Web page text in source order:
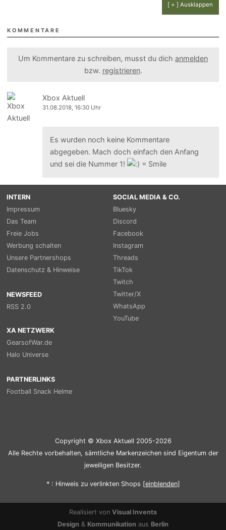
[ + ] Ausklappen
KOMMENTARE
Um Kommentare zu schreiben, musst du dich anmelden
bzw. registrieren.
Xbox Aktuell
31.08.2018, 16:30 Uhr
Es wurden noch keine Kommentare
abgegeben. Mach doch einfach den Anfang
und sei die Nummer 1!
INTERN
Impressum
Das Team
Freie Jobs
Werbung schalten
Unsere Partnershops
Datenschutz & Hinweise
NEWSFEED
RSS 2.0
SOCIAL MEDIA & CO.
Bluesky
Discord
Facebook
Instagram
Threads
TikTok
Twitch
Twitter/X
WhatsApp
YouTube
XA NETZWERK
GearsofWar.de
Halo Universe
PARTNERLINKS
Football Snack Helme
Copyright © Xbox Aktuell 2005-2026
Alle Rechte vorbehalten, sämtliche Markenzeichen sind Eigentum der
jeweiligen Besitzer.
* : Hinweis zu verlinkten Shops [einblenden]
Realisiert von Visual Invents
Design & Kommunikation aus Berlin